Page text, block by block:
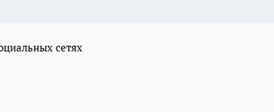
сетях